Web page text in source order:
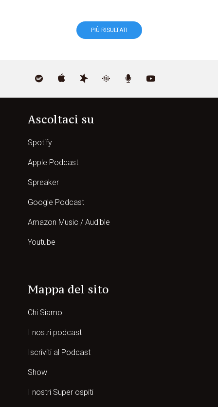
PIÙ RISULTATI
Ascoltaci su
Spotify
Apple Podcast
Spreaker
Google Podcast
Amazon Music / Audible
Youtube
Mappa del sito
Chi Siamo
I nostri podcast
Iscriviti al Podcast
Show
I nostri Super ospiti